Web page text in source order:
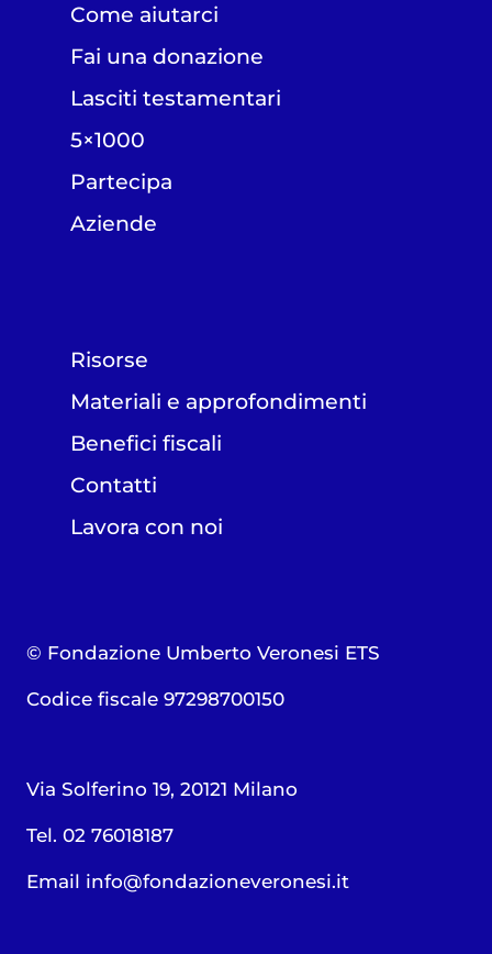
Come aiutarci
Fai una donazione
Lasciti testamentari
5×1000
Partecipa
Aziende
Risorse
Materiali e approfondimenti
Benefici fiscali
Contatti
Lavora con noi
© Fondazione Umberto Veronesi ETS
Codice fiscale 97298700150
Via Solferino 19, 20121 Milano
Tel. 02 76018187
Email info@fondazioneveronesi.it